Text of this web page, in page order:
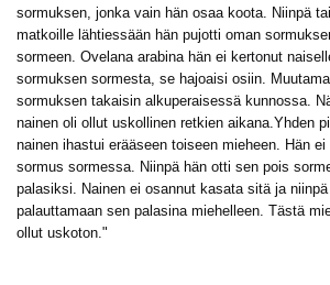
sormuksen, jonka vain hän osaa koota. Niinpä
matkoille lähtiessään hän pujotti oman
sormeen. Ovelana arabina hän ei kertonut
sormuksen sormesta, se hajoaisi osiin.
sormuksen takaisin alkuperaisessä kunnossa.
nainen oli ollut uskollinen retkien aikana.Yhden
nainen ihastui erääseen toiseen mieheen. Hän
sormus sormessa. Niinpä hän otti sen pois
palasiksi. Nainen ei osannut kasata sitä ja
palauttamaan sen palasina miehelleen. Tästä
ollut uskoton."